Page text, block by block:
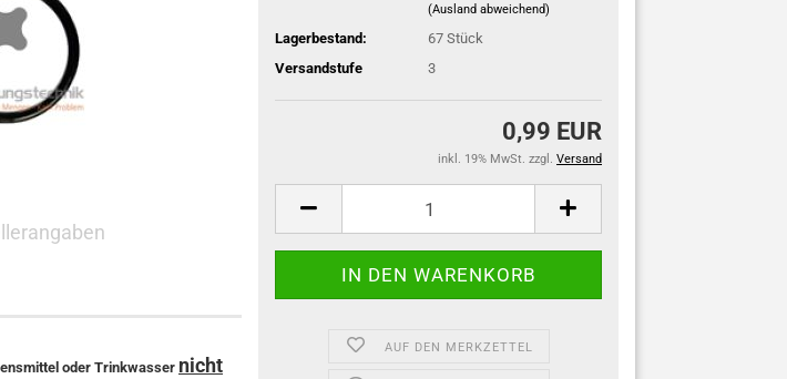
(Ausland abweichend)
Lagerbestand: 67 Stück
Versandstufe
3
0,99 EUR
inkl. 19% MwSt. zzgl. Versand
AUF DEN MERKZETTEL
oder Trinkwasser nicht